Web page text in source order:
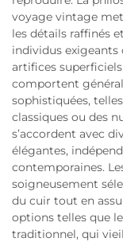
voyage vintage
les détails raffinés
individus
artifices
comportent
sophistiquées,
classiques ou des
s’accordent avec
élégantes,
contemporaines.
soigneusement
du cuir tout en
options telles que
traditionnel, qui